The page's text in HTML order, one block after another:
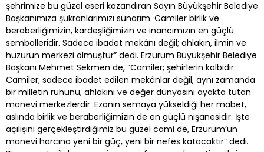
şehrimize bu güzel eseri kazandıran Sayın Büyükşehir Belediye
Başkanımıza şükranlarımızı sunarım. Camiler birlik ve
beraberliğimizin, kardeşliğimizin ve inancımızın en güçlü
sembolleridir. Sadece ibadet mekânı değil; ahlakın, ilmin ve
huzurun merkezi olmuştur” dedi. Erzurum Büyükşehir Belediye
Başkanı Mehmet Sekmen de, “Camiler; şehirlerin kalbidir.
Camiler; sadece ibadet edilen mekânlar değil, aynı zamanda
bir milletin ruhunu, ahlakını ve değer dünyasını ayakta tutan
manevi merkezlerdir. Ezanın semaya yükseldiği her mabet,
aslında birlik ve beraberliğimizin de en güçlü nişanesidir. İşte
açılışını gerçekleştirdiğimiz bu güzel cami de, Erzurum’un
manevi harcına yeni bir güç, yeni bir nefes katacaktır” dedi.